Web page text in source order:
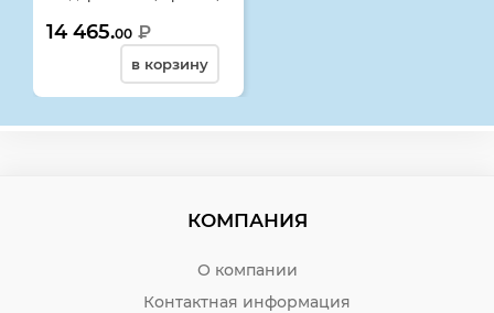
шамони темный
14 465.00 ₽
в корзину
КОМПАНИЯ
О компании
Контактная информация